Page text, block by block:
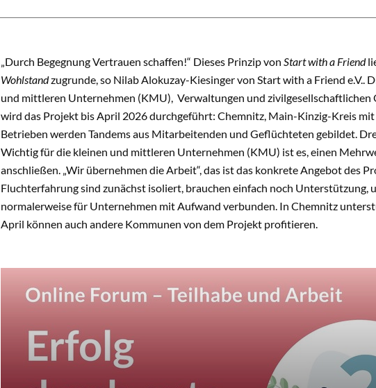
INHALT
„Durch Begegnung Vertrauen schaffen!“ Dieses Prinzip von Start with a Friend
Wohlstandzugrunde, so Nilab Alokuzay-Kiesinger von Start with a Friend e.V..
und mittleren Unternehmen (KMU), Verwaltungen und
wird das Projekt bis April 2026 durchgeführt: Chemnitz, Main-Kinzig-Kreis
Betrieben werden Tandems aus Mitarbeitenden und Geflüchteten gebildet.
Wichtig für die kleinen und mittleren Unternehmen (KMU) ist es, einen
anschließen. „Wir übernehmen die Arbeit“, das ist das konkrete Angebot des
Fluchterfahrung sind zunächst isoliert, brauchen einfach noch Unterstützung,
normalerweise für Unternehmen mit Aufwand verbunden. In Chemnitz
April können auch andere Kommunen von dem Projekt profitieren.